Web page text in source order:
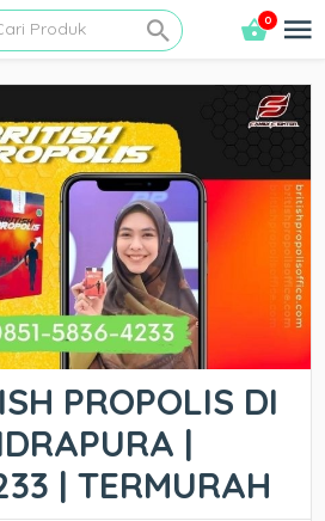
0
PROPOLIS DI
|
| TERMURAH